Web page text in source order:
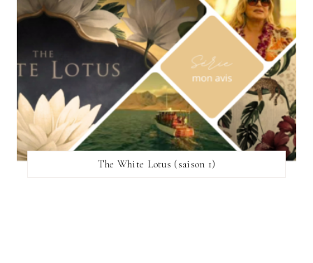
The White Lotus (saison 1)